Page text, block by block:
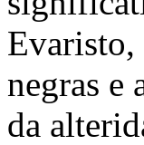
Evaristo,
negras e
da